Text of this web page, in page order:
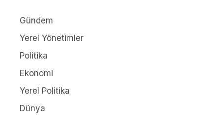
Gündem
Yerel Yönetimler
Politika
Ekonomi
Yerel Politika
Dünya